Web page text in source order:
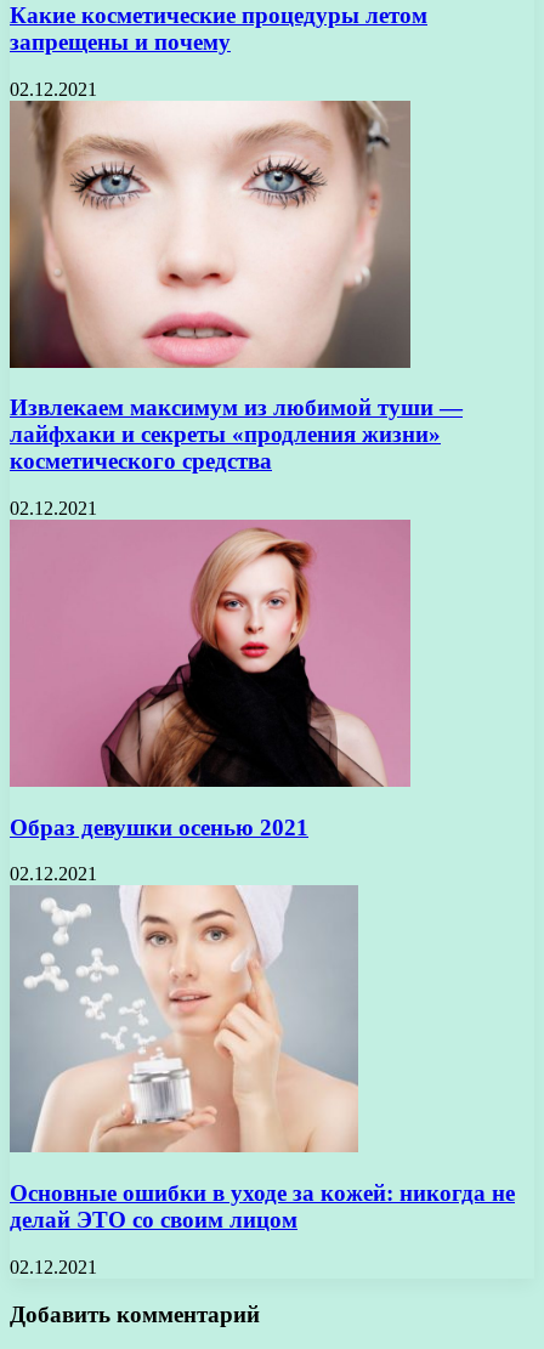
Какие косметические процедуры летом
запрещены и почему
02.12.2021
Извлекаем максимум из любимой туши —
лайфхаки и секреты «продления жизни»
косметического средства
02.12.2021
Образ девушки осенью 2021
02.12.2021
Основные ошибки в уходе за кожей: никогда не
делай ЭТО со своим лицом
02.12.2021
Добавить комментарий